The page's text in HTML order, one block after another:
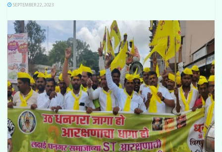
SEPTEMBER 22, 2023